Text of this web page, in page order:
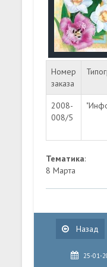
Номер
заказа
2008-
008/5
Тематика:
8 Марта
Назад
25-01-